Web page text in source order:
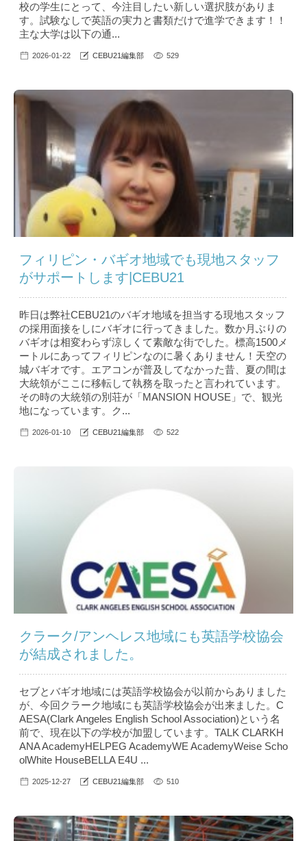
校の学生にとって、今注目したい新しい選択肢がありま
す。試験なしで英語の実力と書類だけで進学できます！！
主な大学は以下の通...
2026-01-22 CEBU21編集部 529
フィリピン・バギオ地域でも現地スタッフ
がサポートします|CEBU21
昨日は弊社CEBU21のバギオ地域を担当する現地スタッフ
の採用面接をしにバギオに行ってきました。数か月ぶりの
バギオは相変わらず涼しくて素敵な街でした。標高1500メ
ートルにあってフィリピンなのに暑くありません！天空の
城バギオです。エアコンが普及してなかった昔、夏の間は
大統領がここに移転して執務を取ったと言われています。
その時の大統領の別荘が「MANSION HOUSE」で、観光
地になっています。ク...
2026-01-10 CEBU21編集部 522
クラーク/アンヘレス地域にも英語学校協会
が結成されました。
セブとバギオ地域には英語学校協会が以前からありました
が、今回クラーク地域にも英語学校協会が出来ました。C
AESA(Clark Angeles English School Association)という名
前で、現在以下の学校が加盟しています。TALK CLARKH
ANA AcademyHELPEG AcademyWE AcademyWeise Scho
olWhite HouseBELLA E4U ...
2025-12-27 CEBU21編集部 510